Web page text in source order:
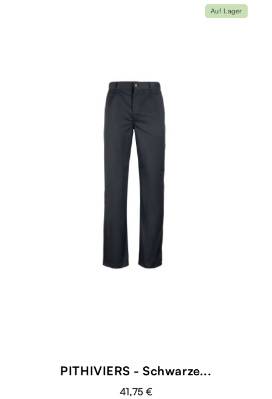
PITHIVIERS - Schwarze...
41,75 €
Auf Lager